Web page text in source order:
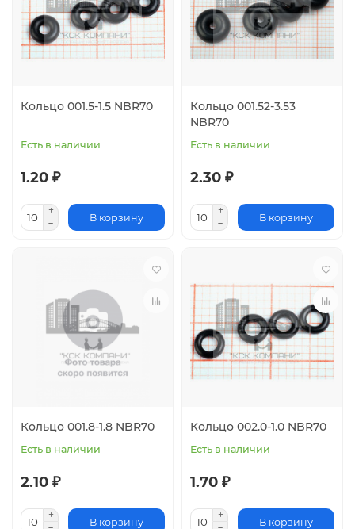
Кольцо 001.5-1.5 NBR70
Есть в наличии
1.20 ₽
В корзину
Кольцо 001.52-3.53
NBR70
Есть в наличии
2.30 ₽
В корзину
Кольцо 001.8-1.8 NBR70
Есть в наличии
2.10 ₽
В корзину
Кольцо 002.0-1.0 NBR70
Есть в наличии
1.70 ₽
В корзину